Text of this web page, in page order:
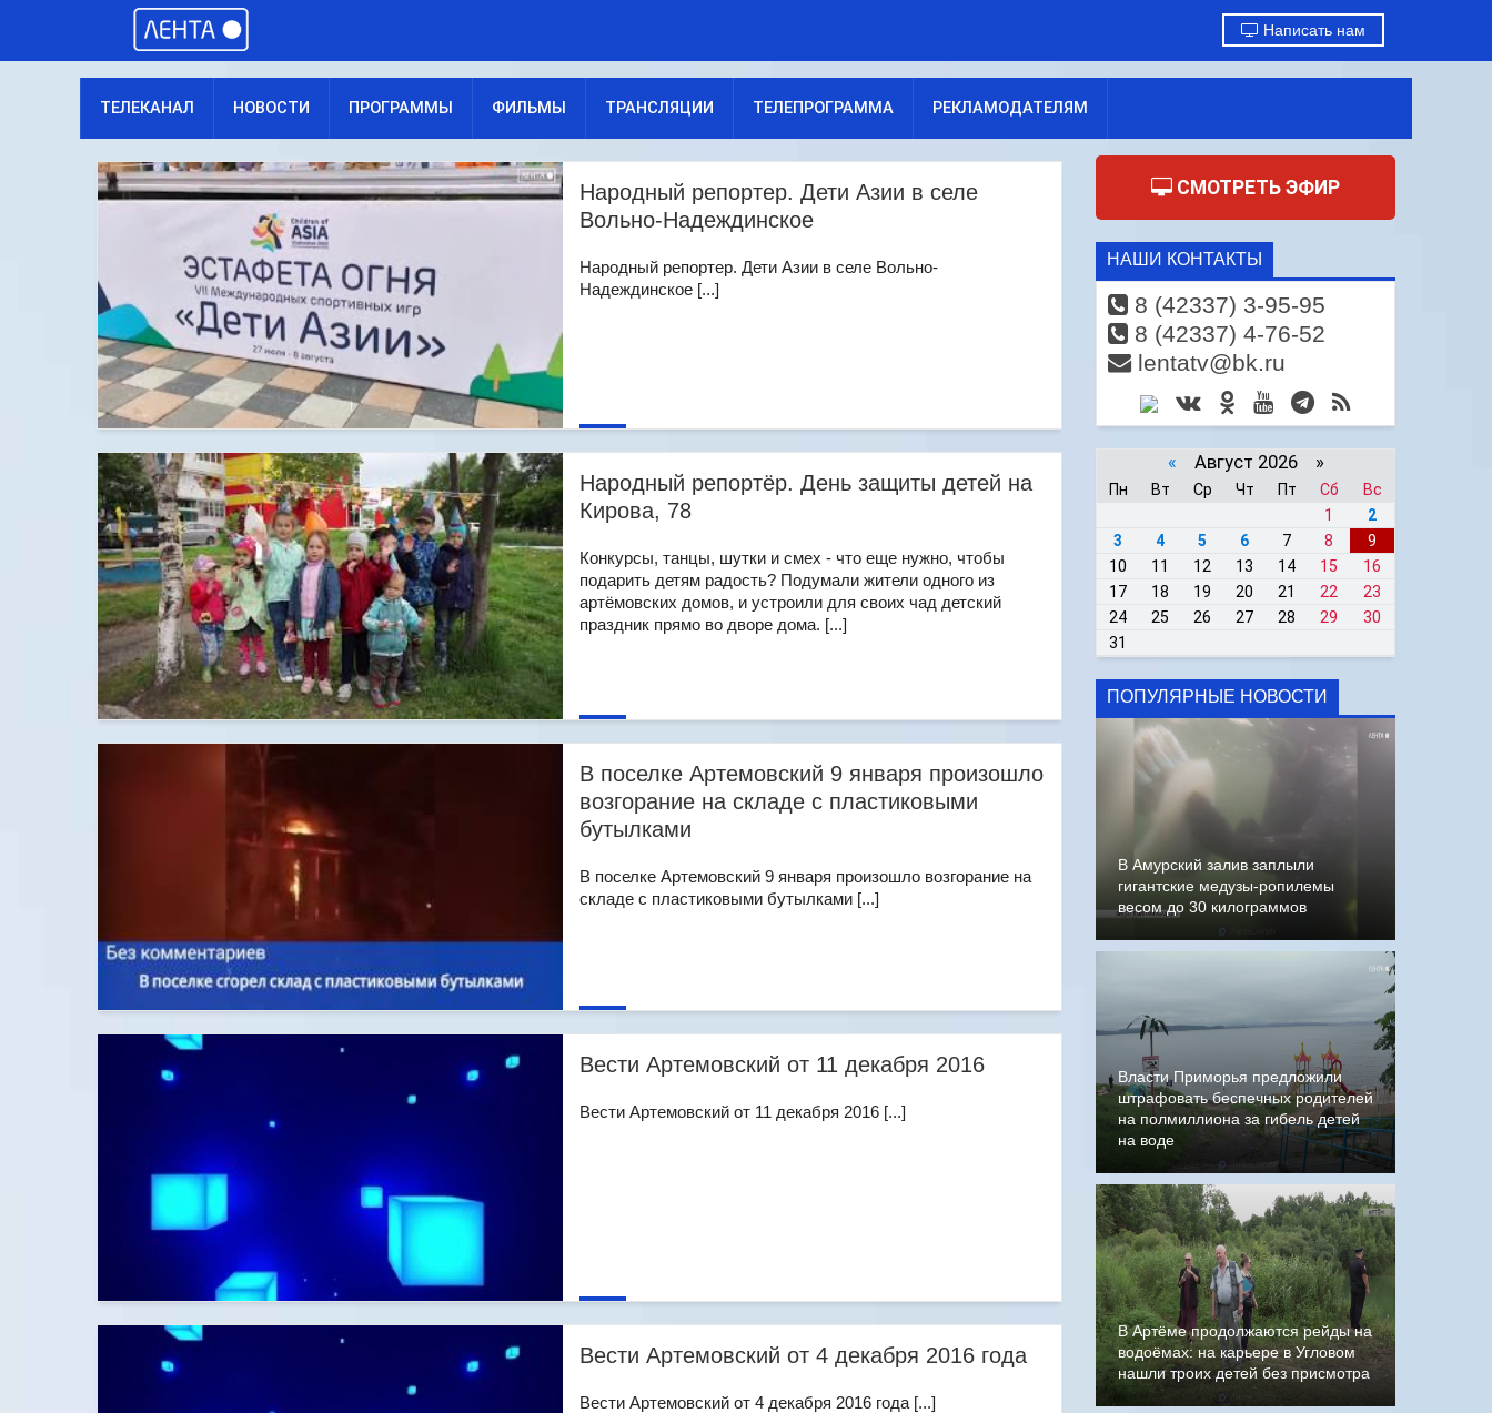
Написать нам
ТЕЛЕКАНАЛ НОВОСТИ ПРОГРАММЫ ФИЛЬМЫ ТРАНСЛЯЦИИ ТЕЛЕПРОГРАММА РЕКЛАМОДАТЕЛЯМ
Народный репортер. Дети Азии в селе
Вольно-Надеждинское
Народный репортер. Дети Азии в селе Вольно-
Надеждинское [...]
Народный репортёр. День защиты детей на
Кирова, 78
Конкурсы, танцы, шутки и смех - что еще нужно, чтобы
подарить детям радость? Подумали жители одного из
артёмовских домов, и устроили для своих чад детский
праздник прямо во дворе дома. [...]
В поселке Артемовский 9 января произошло
возгорание на складе с пластиковыми
бутылками
В поселке Артемовский 9 января произошло возгорание на
складе с пластиковыми бутылками [...]
Вести Артемовский от 11 декабря 2016
Вести Артемовский от 11 декабря 2016 [...]
Вести Артемовский от 4 декабря 2016 года
Вести Артемовский от 4 декабря 2016 года [...]
СМОТРЕТЬ ЭФИР
НАШИ КОНТАКТЫ
8 (42337) 3-95-95
8 (42337) 4-76-52
lentatv@bk.ru
« Август 2026 »
Пн Вт Ср Чт Пт Сб
Вс
1
2
3
4 5 6 7 8
9
10
11 12 13 14 15
16
17
18 19 20 21 22
23
24
25 26 27 28 29
30
31
ПОПУЛЯРНЫЕ НОВОСТИ
В Амурский залив заплыли
гигантские медузы-ропилемы
весом до 30 килограммов
Власти Приморья предложили
штрафовать беспечных родителей
на полмиллиона за гибель детей
на воде
В Артёме продолжаются рейды на
водоёмах: на карьере в Угловом
нашли троих детей без присмотра